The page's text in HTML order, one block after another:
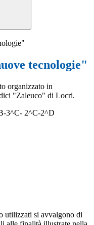
tecnologie"
organizzato in
"Zaleuco" di Locri.
3^C- 2^C-2^D
utilizzati si avvalgono di